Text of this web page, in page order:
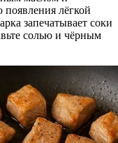
появления лёгкой
запечатывает соки
солью и чёрным